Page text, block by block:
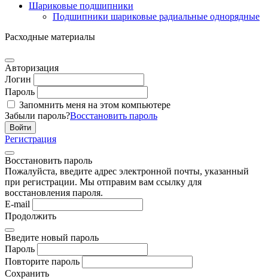
Шариковые подшипники
Подшипники шариковые радиальные однорядные
Расходные материалы
Авторизация
Логин
Пароль
Запомнить меня на этом компьютере
Забыли пароль?Восстановить пароль
Регистрация
Восстановить пароль
Пожалуйста, введите адрес электронной почты, указанный
при регистрации. Мы отправим вам ссылку для
восстановления пароля.
E-mail
Продолжить
Введите новый пароль
Пароль
Повторите пароль
Сохранить